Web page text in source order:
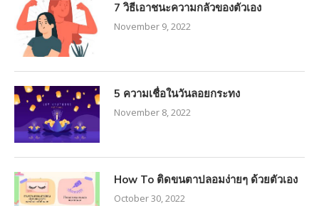
7 วิธีเอาชนะความกลัวของตัวเอง
November 9, 2022
5 ความเชื่อในวันลอยกระทง
November 8, 2022
How To ติดขนตาปลอมง่ายๆ ด้วยตัวเอง
October 30, 2022